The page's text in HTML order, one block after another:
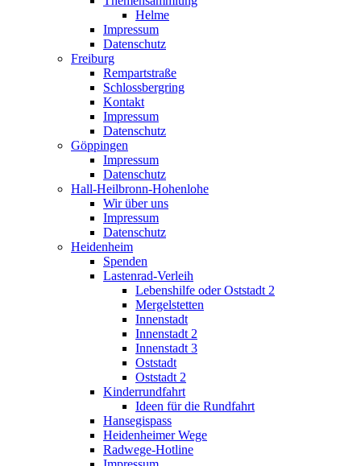
Helme
Impressum
Datenschutz
Freiburg
Rempartstraße
Schlossbergring
Kontakt
Impressum
Datenschutz
Göppingen
Impressum
Datenschutz
Hall-Heilbronn-Hohenlohe
Wir über uns
Impressum
Datenschutz
Heidenheim
Spenden
Lastenrad-Verleih
Lebenshilfe oder Oststadt 2
Mergelstetten
Innenstadt
Innenstadt 2
Innenstadt 3
Oststadt
Oststadt 2
Kinderrundfahrt
Ideen für die Rundfahrt
Hansegispass
Heidenheimer Wege
Radwege-Hotline